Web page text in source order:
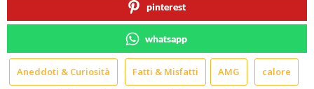
pinterest
whatsapp
Aneddoti & Curiosità Fatti & Misfatti AMG calore